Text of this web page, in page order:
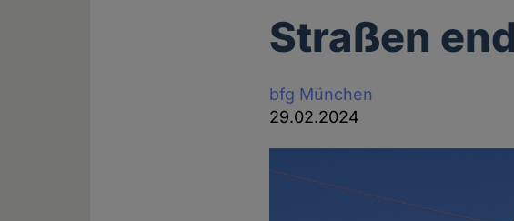
Straßen
bfg München
29.02.2024